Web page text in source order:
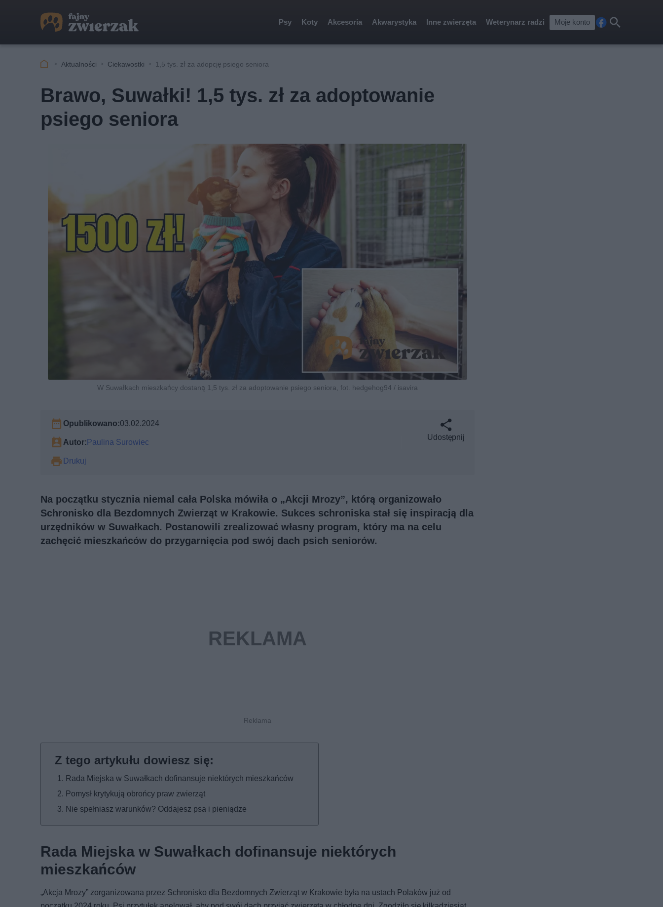
Psy Koty Akcesoria Akwarystyka Inne zwierzęta Weterynarz radzi Moje konto
cebkaj
Aktualności Ciekawostki 1,5 tys. zł za adopcję psiego seniora
Brawo, Suwałki! 1,5 tys. zł za adoptowanie
psiego seniora
W Suwałkach mieszkańcy dostaną 1,5 tys. zł za adoptowanie psiego seniora, fot. hedgehog94 / isavira
Opublikowano:03.02.2024
Autor:Paulina Surowiec
Drukuj
Udostępnij
Na początku stycznia niemal cała Polska mówiła o „Akcji Mrozy”, którą organizowało
Schronisko dla Bezdomnych Zwierząt w Krakowie. Sukces schroniska stał się inspiracją dla
urzędników w Suwałkach. Postanowili zrealizować własny program, który ma na celu
zachęcić mieszkańców do przygarnięcia pod swój dach psich seniorów.
Rada Miejska w Suwałkach dofinansuje niektórych mieszkańców
Pomysł krytykują obrońcy praw zwierząt
Nie spełniasz warunków? Oddajesz psa i pieniądze
Rada Miejska w Suwałkach dofinansuje niektórych
mieszkańców
„Akcja Mrozy” zorganizowana przez Schronisko dla Bezdomnych Zwierząt w Krakowie była na ustach Polaków już od